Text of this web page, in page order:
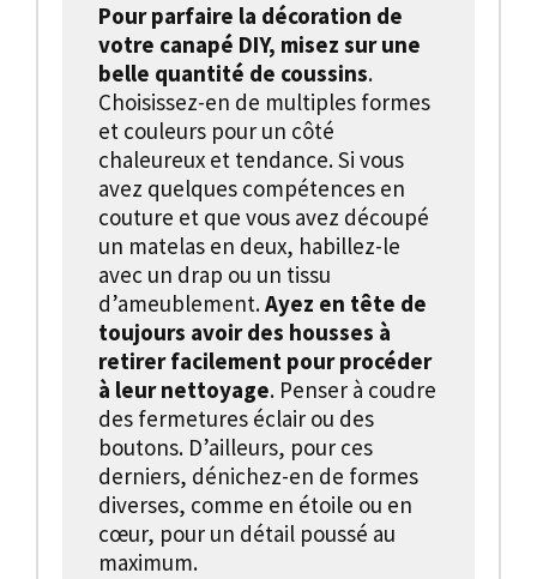
Pour parfaire la décoration de
votre canapé DIY, misez sur une
belle quantité de coussins.
Choisissez-en de multiples formes
et couleurs pour un côté
chaleureux et tendance. Si vous
avez quelques compétences en
couture et que vous avez découpé
un matelas en deux, habillez-le
avec un drap ou un tissu
d’ameublement.Ayez en tête de
toujours avoir des housses à
retirer facilement pour procéder
à leur nettoyage. Penser à coudre
des fermetures éclair ou des
boutons. D’ailleurs, pour ces
derniers, dénichez-en de formes
diverses, comme en étoile ou en
cœur, pour un détail poussé au
maximum.